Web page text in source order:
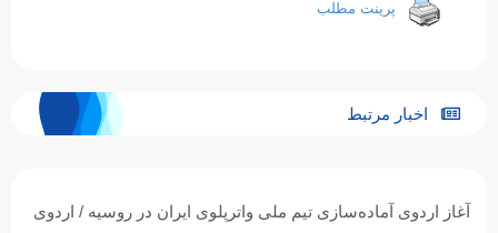
پرینت مطلب
اخبار مرتبط
آغاز اردوی آماده‌سازی تیم ملی واترپلوی ایران در روسیه / اردوی